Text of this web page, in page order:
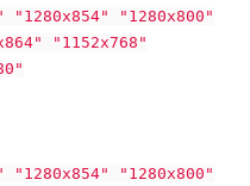
"1280x854" "1280x800"
"1152x768"
"1280x854" "1280x800"